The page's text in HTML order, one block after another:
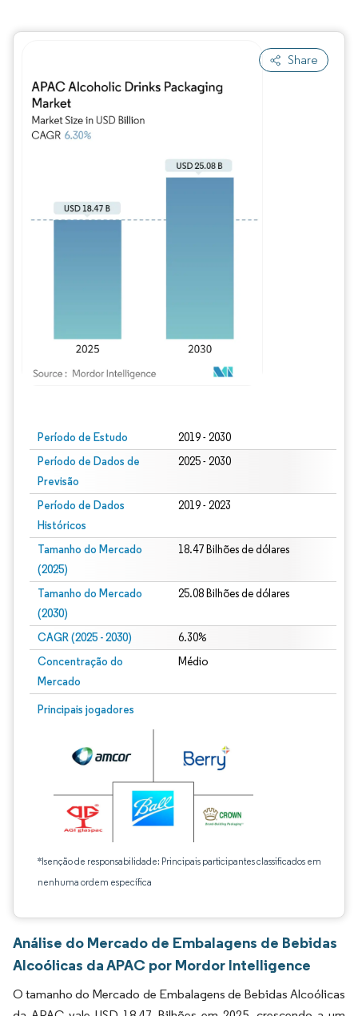
Share
Período de Estudo 2019 - 2030
Período de Dados de
Previsão
2025 - 2030
Período de Dados
Históricos
2019 - 2023
Tamanho do Mercado
(2025)
18.47 Bilhões de dólares
Tamanho do Mercado
(2030)
25.08 Bilhões de dólares
CAGR (2025 - 2030) 6.30%
Concentração do
Mercado
Médio
Principais jogadores
*Isenção de responsabilidade: Principais participantes classificados em
nenhuma ordem específica
Análise do Mercado de Embalagens de Bebidas
Alcoólicas da APAC por Mordor Intelligence
O tamanho do Mercado de Embalagens de Bebidas Alcoólicas